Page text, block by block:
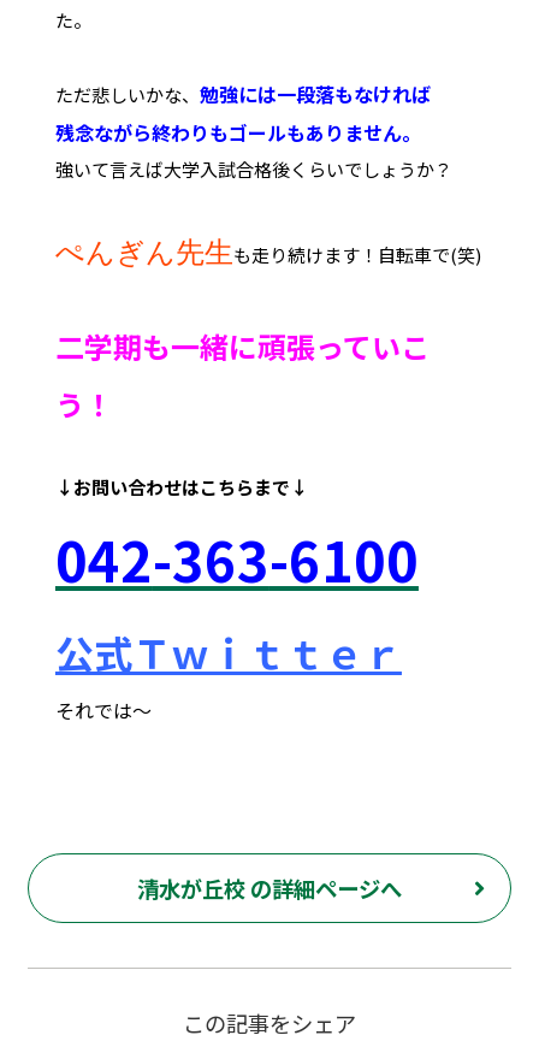
た。
ただ悲しいかな、 勉強には一段落もなければ
残念ながら終わりもゴールもありません。
強いて言えば大学入試合格後くらいでしょうか？
ぺんぎん先生も走り続けます！自転車で(笑)
二学期も一緒に頑張っていこ
う！
↓お問い合わせはこちらまで↓
042-363-6100
公式Ｔｗｉｔｔｅｒ
それでは～
清水が丘校 の詳細ページへ
この記事をシェア